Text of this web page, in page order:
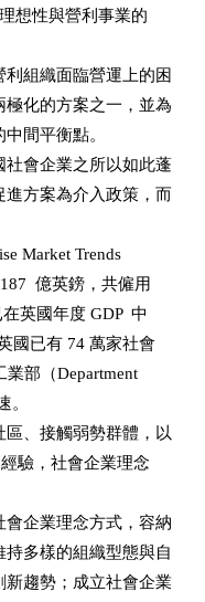
想性與營利事業的
組織面臨營運上的困
化的方案之一，並為
間平衡點。
社會企業之所以如此蓬
方案為介入政策，而
Market Trends
億英鎊，共僱用
英國年度 GDP  中
國已有 74 萬家社會
部（Department
。
、接觸弱勢群體，以
驗，社會企業理念
企業理念方式，容納
多樣的組織型態與自
趨勢；成立社會企業